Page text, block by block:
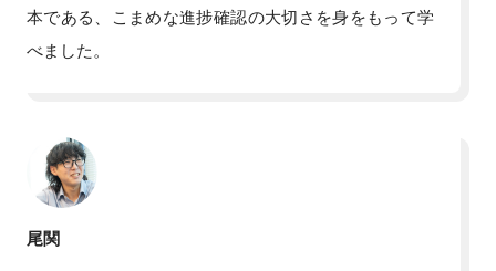
本である、こまめな進捗確認の大切さを身をもって学
べました。
尾関